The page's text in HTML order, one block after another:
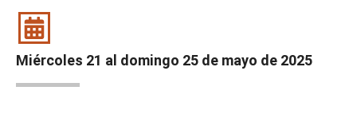
Miércoles 21 al domingo 25 de mayo de 2025